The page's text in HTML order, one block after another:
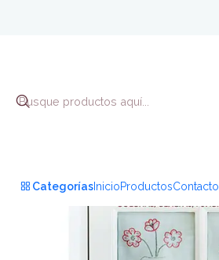
Categorías InicioProductosContacto